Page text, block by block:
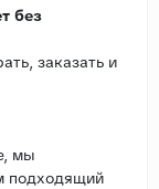
без
заказать и
мы
подходящий